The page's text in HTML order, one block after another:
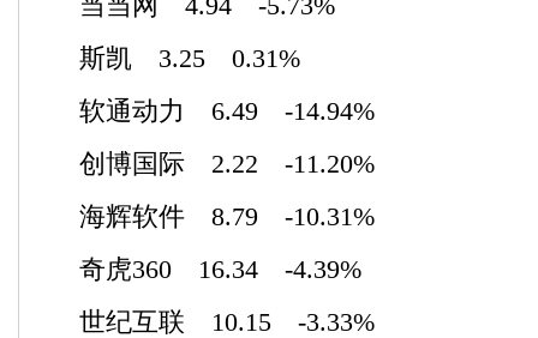
斯凯 3.25 0.31%
软通动力 6.49 -14.94%
创博国际 2.22 -11.20%
海辉软件 8.79 -10.31%
奇虎360 16.34 -4.39%
世纪互联 10.15 -3.33%